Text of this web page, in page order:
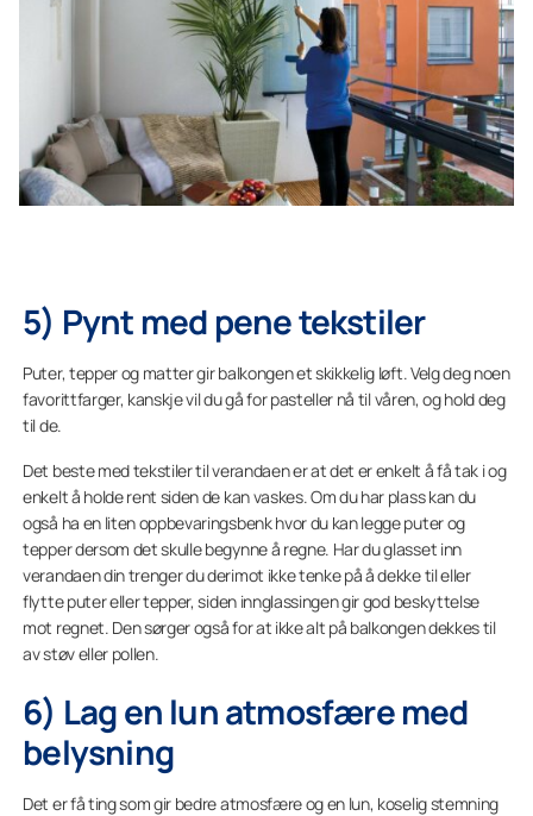
5) Pynt med pene tekstiler
Puter, tepper og matter gir balkongen et skikkelig løft. Velg deg noen
favorittfarger, kanskje vil du gå for pasteller nå til våren, og hold deg
til de.
Det beste med tekstiler til verandaen er at det er enkelt å få tak i og
enkelt å holde rent siden de kan vaskes. Om du har plass kan du
også ha en liten oppbevaringsbenk hvor du kan legge puter og
tepper dersom det skulle begynne å regne. Har du glasset inn
verandaen din trenger du derimot ikke tenke på å dekke til eller
flytte puter eller tepper, siden innglassingen gir god beskyttelse
mot regnet. Den sørger også for at ikke alt på balkongen dekkes til
av støv eller pollen.
6) Lag en lun atmosfære med
belysning
Det er få ting som gir bedre atmosfære og en lun, koselig stemning